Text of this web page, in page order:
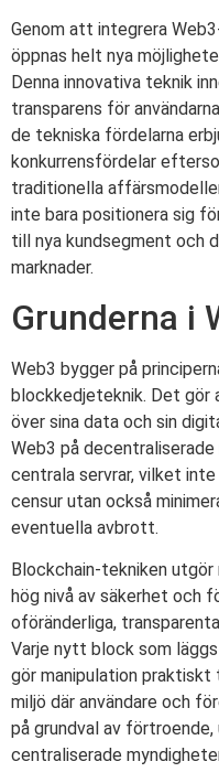
Genom att integrera
öppnas helt nya
Denna innovativa teknik
transparens för
de tekniska fördelarna
konkurrensfördelar
traditionella
inte bara positionera sig
till nya kundsegment och
marknader.
Grunderna i
Web3 bygger på
blockkedjeteknik. Det gör
över sina data och sin
Web3 på
centrala servrar, vilket
censur utan också
eventuella avbrott.
Blockchain-tekniken utgör
hög nivå av säkerhet och
oföränderliga,
Varje nytt block som
gör manipulation
miljö där användare och
på grundval av
centraliserade